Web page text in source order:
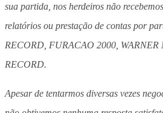
sua partida, nos herdeiros não
relatórios ou prestação de contas por
RECORD, FURACAO 2000,
RECORD.
Apesar de tentarmos diversas vezes